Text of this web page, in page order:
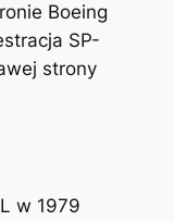
Boeing
SP-
strony
w 1979